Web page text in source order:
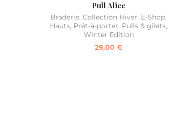
Pull Alice
Braderie, Collection Hiver, E-Shop,
Hauts, Prêt-à-porter, Pulls & gilets,
Winter Edition
29,00 €